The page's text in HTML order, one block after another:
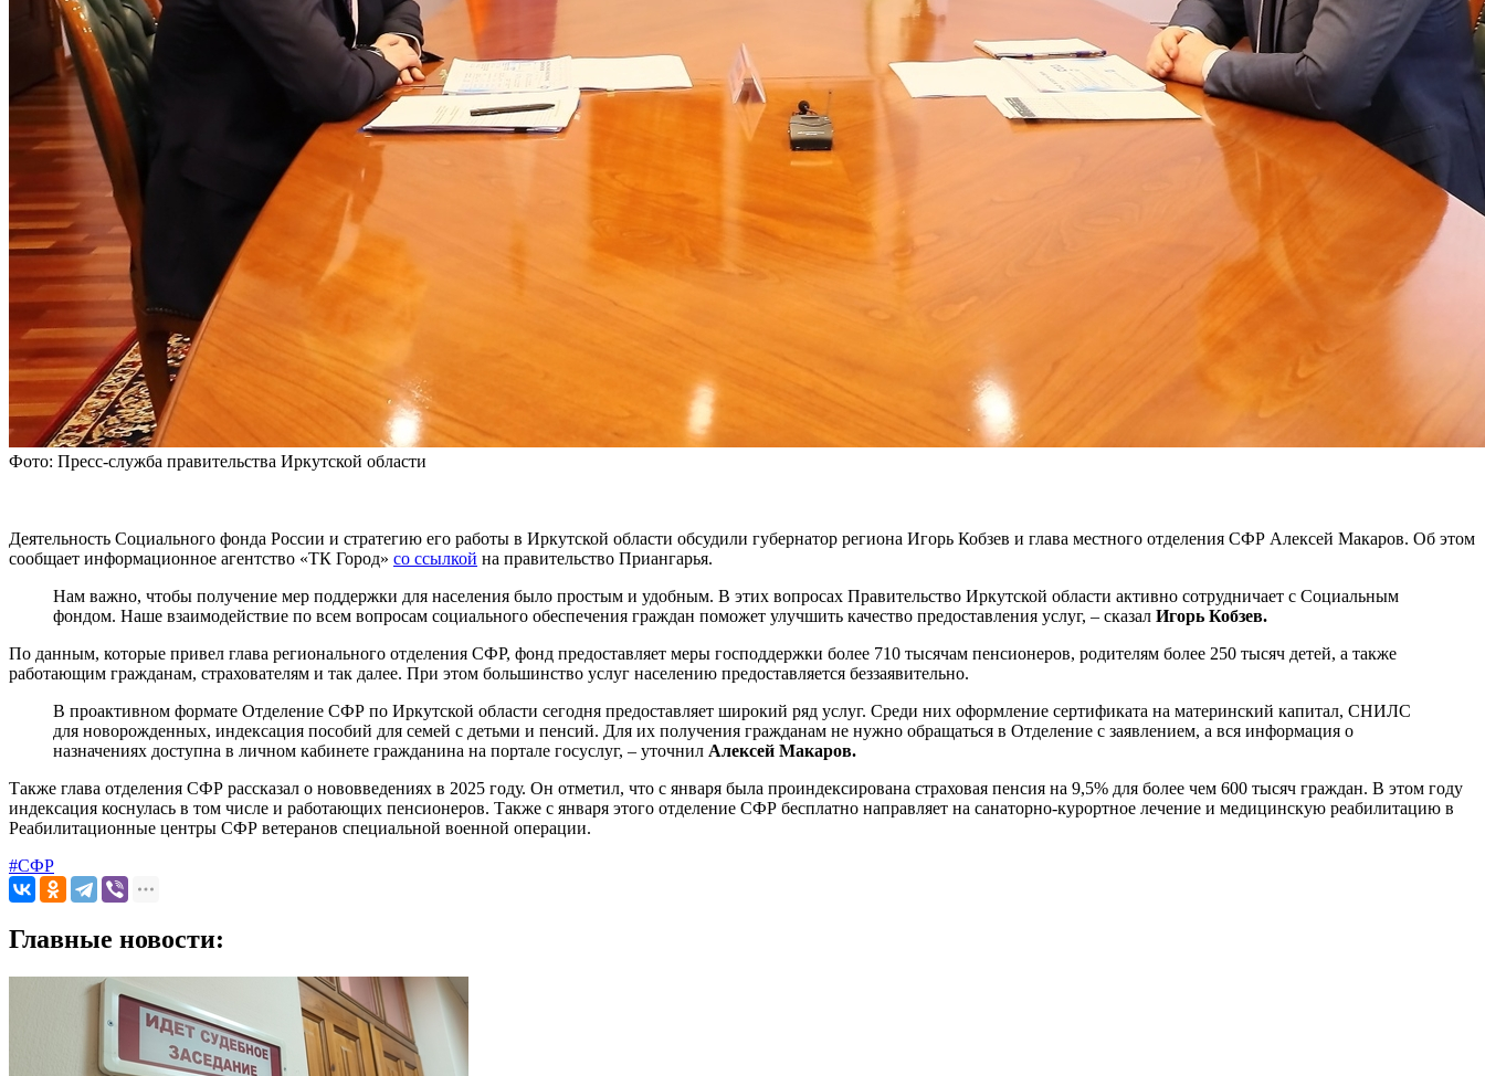
Фото: Пресс-служба правительства Иркутской области
Деятельность Социального фонда России и стратегию его работы в Иркутской области обсудили губернатор региона Игорь Кобзев и глава местного отделения СФР Алексей Макаров. Об этом
сообщает информационное агентство «ТК Город» со ссылкой на правительство Приангарья.
Нам важно, чтобы получение мер поддержки для населения было простым и удобным. В этих вопросах Правительство Иркутской области активно сотрудничает с Социальным
фондом. Наше взаимодействие по всем вопросам социального обеспечения граждан поможет улучшить качество предоставления услуг, – сказал Игорь Кобзев.
По данным, которые привел глава регионального отделения СФР, фонд предоставляет меры господдержки более 710 тысячам пенсионеров, родителям более 250 тысяч детей, а также
работающим гражданам, страхователям и так далее. При этом большинство услуг населению предоставляется беззаявительно.
В проактивном формате Отделение СФР по Иркутской области сегодня предоставляет широкий ряд услуг. Среди них оформление сертификата на материнский капитал, СНИЛС
для новорожденных, индексация пособий для семей с детьми и пенсий. Для их получения гражданам не нужно обращаться в Отделение с заявлением, а вся информация о
назначениях доступна в личном кабинете гражданина на портале госуслуг, – уточнил Алексей Макаров.
Также глава отделения СФР рассказал о нововведениях в 2025 году. Он отметил, что с января была проиндексирована страховая пенсия на 9,5% для более чем 600 тысяч граждан. В этом году
индексация коснулась в том числе и работающих пенсионеров. Также с января этого отделение СФР бесплатно направляет на санаторно-курортное лечение и медицинскую реабилитацию в
Реабилитационные центры СФР ветеранов специальной военной операции.
#СФР
Главные новости: